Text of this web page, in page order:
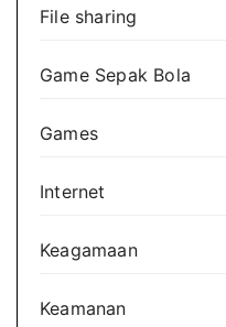
File sharing
Game Sepak Bola
Games
Internet
Keagamaan
Keamanan